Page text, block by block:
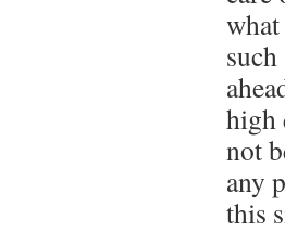
high
not
any
this